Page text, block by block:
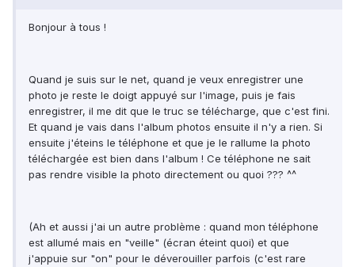
Bonjour à tous !
Quand je suis sur le net, quand je veux enregistrer une
photo je reste le doigt appuyé sur l'image, puis je fais
enregistrer, il me dit que le truc se télécharge, que c'est fini.
Et quand je vais dans l'album photos ensuite il n'y a rien. Si
ensuite j'éteins le téléphone et que je le rallume la photo
téléchargée est bien dans l'album ! Ce téléphone ne sait
pas rendre visible la photo directement ou quoi ??? ^^
(Ah et aussi j'ai un autre problème : quand mon téléphone
est allumé mais en "veille" (écran éteint quoi) et que
j'appuie sur "on" pour le déverouiller parfois (c'est rare